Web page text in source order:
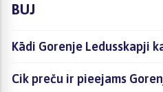
BUJ
Kādi Gorenje Ledusskapji
Cik preču ir pieejams